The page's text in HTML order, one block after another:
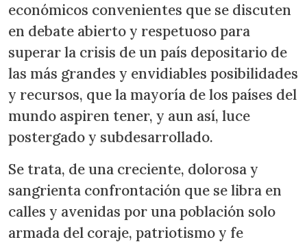
económicos convenientes que se discuten
en debate abierto y respetuoso para
superar la crisis de un país depositario de
las más grandes y envidiables posibilidades
y recursos, que la mayoría de los países del
mundo aspiren tener, y aun así, luce
postergado y subdesarrollado.
Se trata, de una creciente, dolorosa y
sangrienta confrontación que se libra en
calles y avenidas por una población solo
armada del coraje, patriotismo y fe